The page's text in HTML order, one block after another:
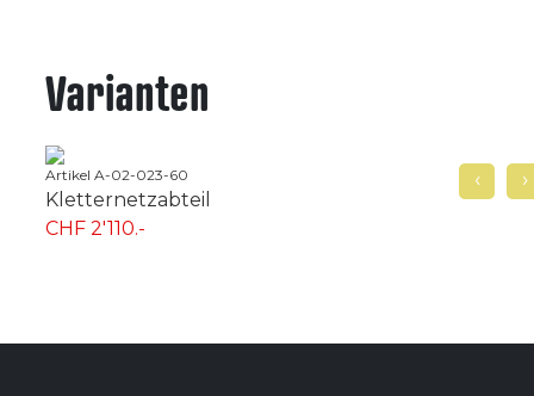
Varianten
Artikel A-02-023-60
Kletternetzabteil
CHF 2'110.-
‹ ›